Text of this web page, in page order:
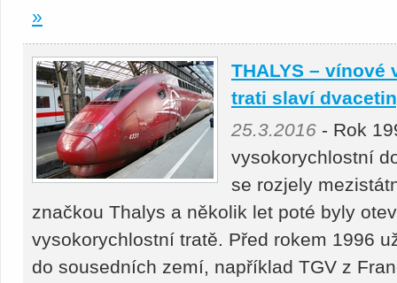
»
THALYS –
trati slaví
25.3.2016 - Rok
vysokorychlostní
se rozjely
značkou Thalys a několik let poté byly
vysokorychlostní tratě. Před rokem 1996
do sousedních zemí, například TGV z